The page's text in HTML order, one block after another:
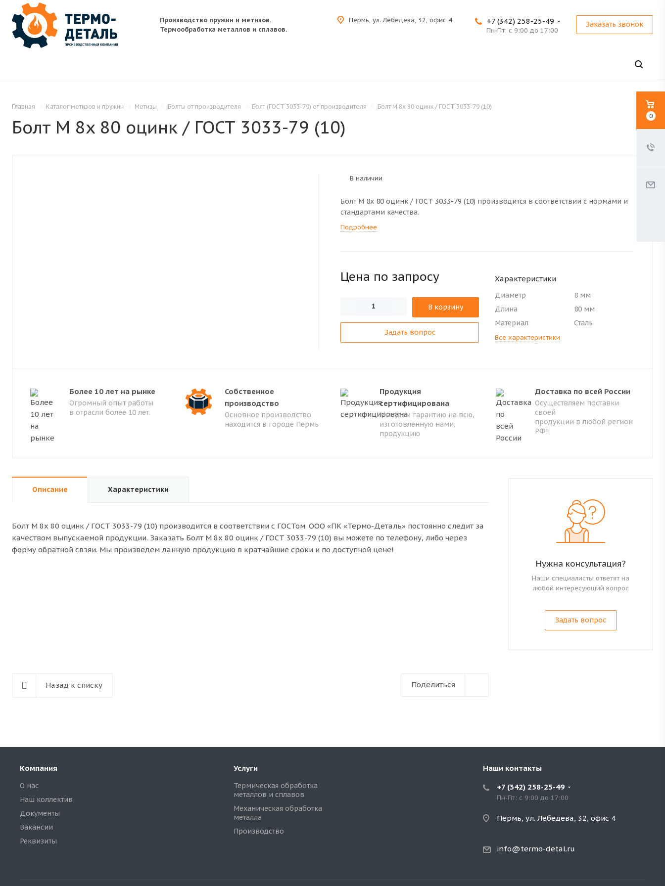
Производство пружин и метизов.
Термообработка металлов и сплавов.
+7 (342) 258-25-49
Пн-Пт: с 9:00 до 17:00
Заказать звонок
Пермь, ул. Лебедева, 32, офис 4
Главная Каталог метизов и пружин Метизы Болты от производителя Болт (ГОСТ 3033-79) от производителя Болт M 8x 80 оцинк / ГОСТ 3033-79 (10)
Болт M 8x 80 оцинк / ГОСТ 3033-79 (10)
В наличии
Болт M 8x 80 оцинк / ГОСТ 3033-79 (10) производится в соответствии с нормами и
стандартами качества.
Подробнее
Цена по запросу
В корзину
Задать вопрос
Характеристики
Диаметр
8 мм
Длина
80 мм
Материал
Сталь
Все характеристики
Более 10 лет на рынке
Огромный опыт работы
в отрасли более 10 лет.
Собственное
производство
Основное производство
находится в городе Пермь
Продукция
сертифицирована
Мы даем гарантию на всю,
изготовленную нами,
продукцию
Доставка по всей России
Осуществляем поставки
своей
продукции в любой регион
РФ!
Описание Характеристики
Болт M 8x 80 оцинк / ГОСТ 3033-79 (10) производится в соответствии с ГОСТом. ООО «ПК «Термо-Деталь» постоянно следит за
качеством выпускаемой продукции. Заказать Болт M 8x 80 оцинк / ГОСТ 3033-79 (10) вы можете по телефону, либо через
форму обратной свзяи. Мы произведем данную продукцию в кратчайшие сроки и по доступной цене!
Нужна консультация?
Наши специалисты ответят на
любой интересующий вопрос
Задать вопрос
Поделиться
Назад к списку
Компания
О нас
Наш коллектив
Документы
Вакансии
Реквизиты
Услуги
Термическая обработка
металлов и сплавов
Механическая обработка
металла
Производство
Наши контакты
+7 (342) 258-25-49
Пн-Пт: с 9:00 до 17:00
Пермь, ул. Лебедева, 32, офис 4
info@termo-detal.ru
0